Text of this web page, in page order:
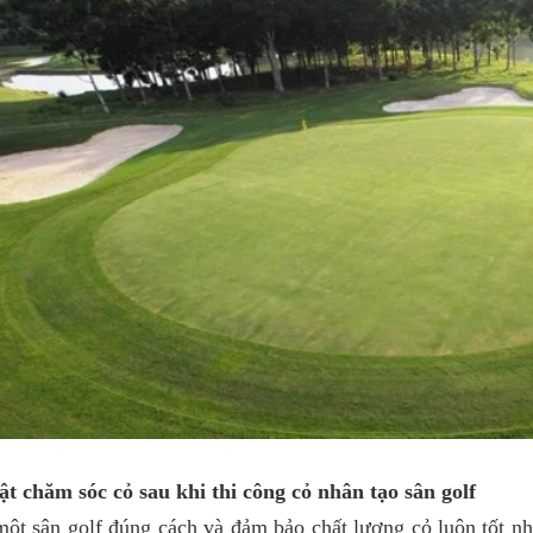
chăm sóc cỏ sau khi thi công cỏ nhân tạo sân golf
sân golf đúng cách và đảm bảo chất lượng cỏ luôn tốt